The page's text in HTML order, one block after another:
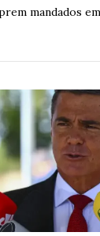
mandados